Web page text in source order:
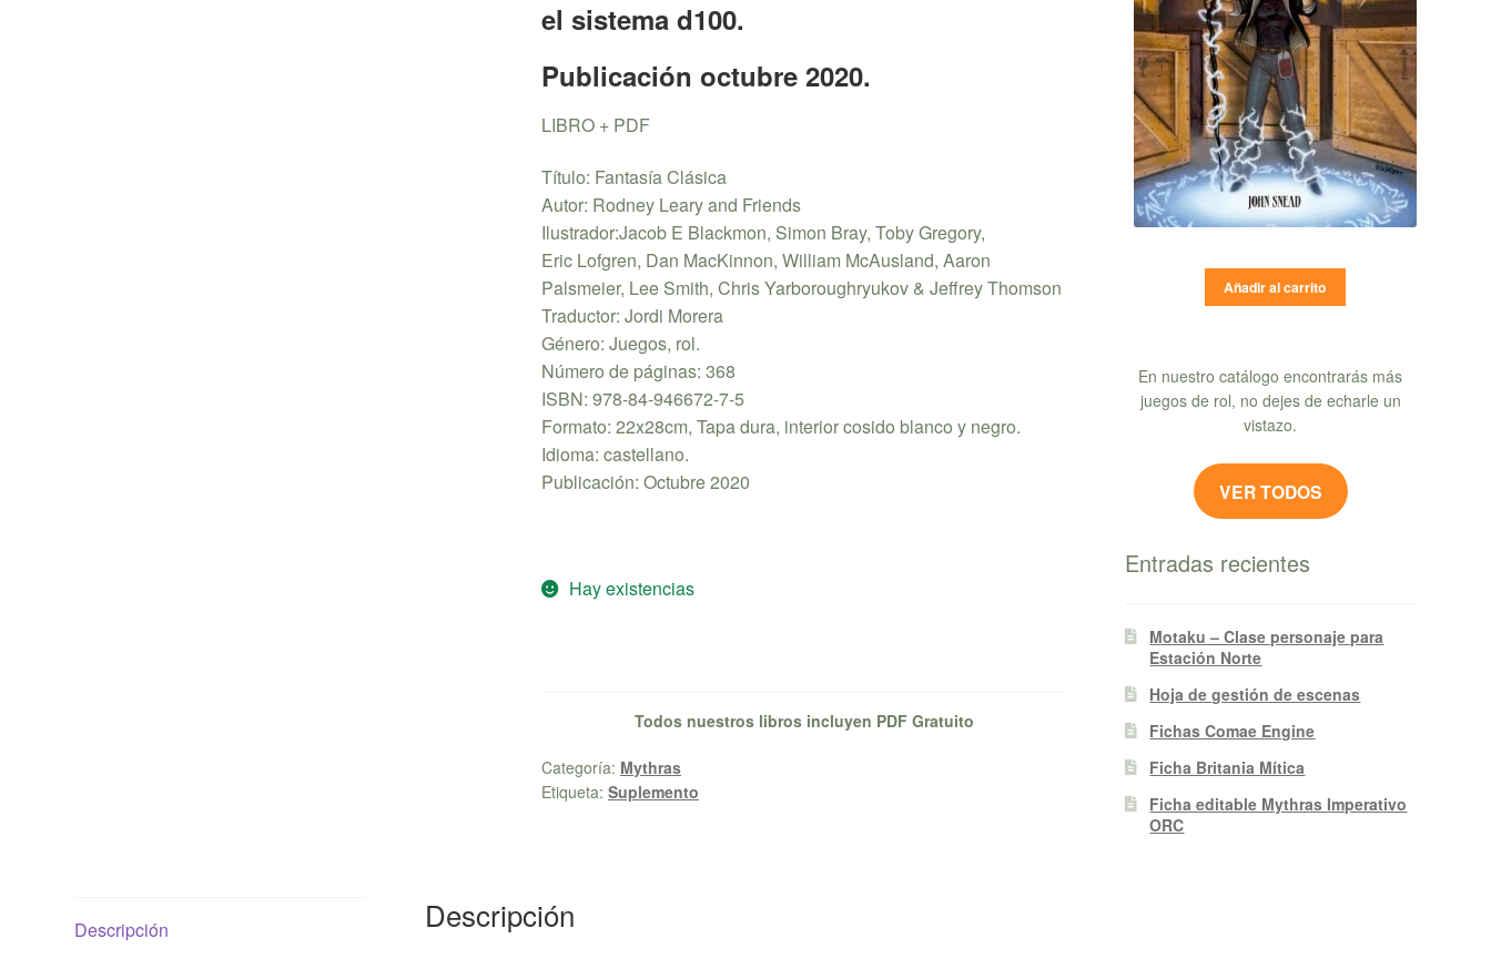
el sistema d100.
Publicación octubre 2020.
LIBRO + PDF
Título: Fantasía Clásica
Autor: Rodney Leary and Friends
Ilustrador:Jacob E Blackmon, Simon Bray, Toby Gregory,
Eric Lofgren, Dan MacKinnon, William McAusland, Aaron
Palsmeier, Lee Smith, Chris Yarboroughryukov & Jeffrey Thomson
Traductor: Jordi Morera
Género: Juegos, rol.
Número de páginas: 368
ISBN: 978-84-946672-7-5
Formato: 22x28cm, Tapa dura, interior cosido blanco y negro.
Idioma: castellano.
Publicación: Octubre 2020
Hay existencias
Todos nuestros libros incluyen PDF Gratuito
Categoría: Mythras
Etiqueta: Suplemento
Descripción Descripción
Añadir al carrito
En nuestro catálogo encontrarás más
juegos de rol, no dejes de echarle un
vistazo.
VER TODOS
Entradas recientes
Motaku – Clase personaje para
Estación Norte
Hoja de gestión de escenas
Fichas Comae Engine
Ficha Britania Mítica
Ficha editable Mythras Imperativo
ORC